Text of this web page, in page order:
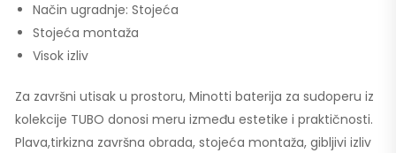
Način ugradnje: Stojeća
Stojeća montaža
Visok izliv
Za završni utisak u prostoru, Minotti baterija za sudoperu iz
kolekcije TUBO donosi meru između estetike i praktičnosti.
Plava,tirkizna završna obrada, stojeća montaža, gibljivi izliv